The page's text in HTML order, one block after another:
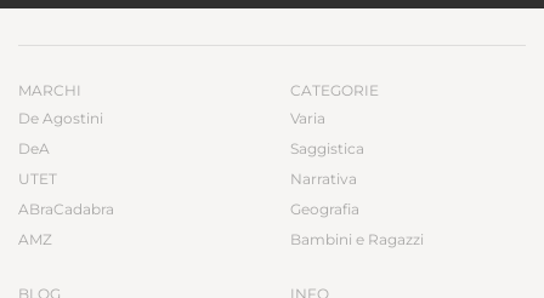
MARCHI
De Agostini
DeA
UTET
ABraCadabra
AMZ
BLOG
CATEGORIE
Varia
Saggistica
Narrativa
Geografia
Bambini e Ragazzi
INFO